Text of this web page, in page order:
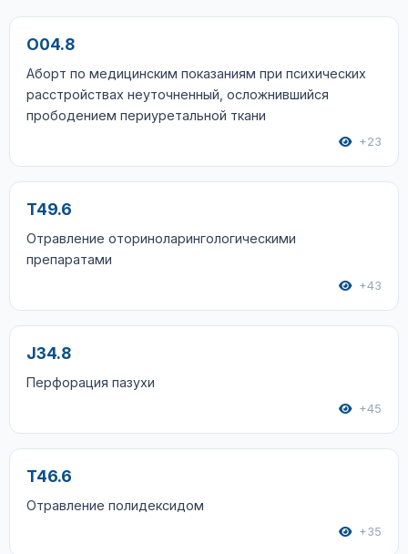
O04.8
Аборт по медицинским показаниям при психических
расстройствах неуточненный, осложнившийся
прободением периуретальной ткани
+23
T49.6
Отравление оториноларингологическими
препаратами
+43
J34.8
Перфорация пазухи
+45
T46.6
Отравление полидексидом
+35